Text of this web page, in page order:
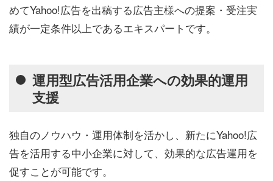
めてYahoo!広告を出稿する広告主様への提案・受注実
績が一定条件以上であるエキスパートです。
運用型広告活用企業への効果的運用
支援
独自のノウハウ・運用体制を活かし、新たにYahoo!広
告を活用する中小企業に対して、効果的な広告運用を
促すことが可能です。